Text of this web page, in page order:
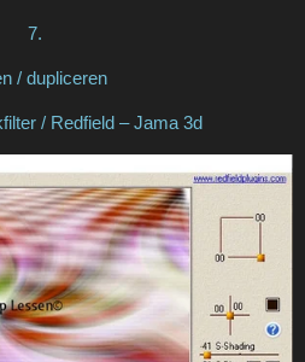
7.
/ dupliceren
/ Redfield – Jama 3d